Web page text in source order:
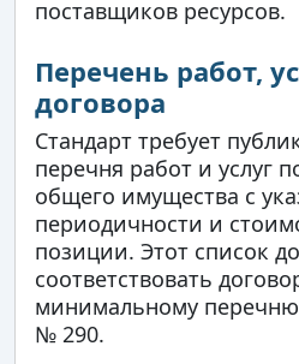
поставщиков ресурсов.
Перечень работ,
договора
Стандарт требует
перечня работ и услуг
общего имущества с
периодичности и
позиции. Этот список
соответствовать
минимальному
№ 290.